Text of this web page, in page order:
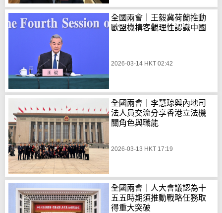
全國兩會｜王毅冀荷蘭推動
歐盟機構客觀理性認識中國
2026-03-14 HKT 02:42
全國兩會｜李慧琼與內地司
法人員交流分享香港立法機
關角色與職能
2026-03-13 HKT 17:19
全國兩會｜人大會議認為十
五五時期須推動戰略任務取
得重大突破